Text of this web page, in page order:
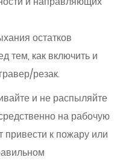
остатков
тем, как включить и
резак.
и не распыляйте
на рабочую
привести к пожару или